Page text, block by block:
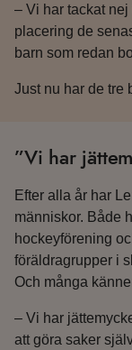
– Vi har tackat
placering de
barn som redan
Just nu har de tre
”Vi har
Efter alla år har
människor. Både
hockeyförening
föräldragrupper i
Och många
– Vi har
att göra saker